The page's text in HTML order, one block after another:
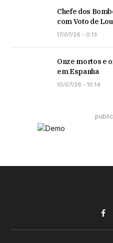
Chefe dos
com Voto de
17/07/26 - 0:13
Onze mortos e
em Espanha
10/07/26 - 10:14